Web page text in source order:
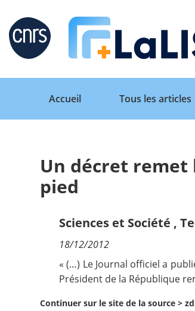
Retour
Accueil
Qui sommes nous ?
Accueil
Tous les articles
Un décret
pied
Sciences et Société ,
18/12/2012
« (…) Le Journal officiela
Président de la République
Continuer sur le site de la source >